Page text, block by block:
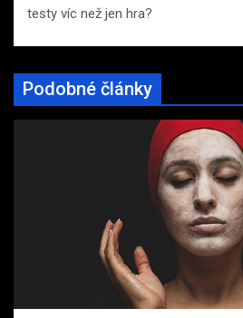
testy víc než jen hra?
Podobné články